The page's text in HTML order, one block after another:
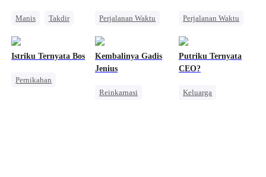
Manis
Takdir
Perjalanan Waktu
Perjalanan Waktu
Wanita Kuat
Istriku Ternyata Bos
Pernikahan
Kembalinya Gadis
Jenius
Reinkarnasi
Putriku Ternyata
CEO?
Keluarga